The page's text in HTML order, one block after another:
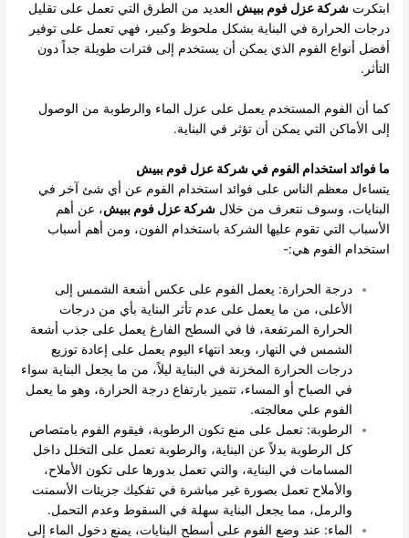
ابتكرتشركة عزل فوم ببيش العديد من الطرق التي تعمل على تقليل
درجات الحرارة في البناية بشكل ملحوظ وكبير، فهي تعمل على توفير
أفضل أنواع الفوم الذي يمكن أن يستخدم إلى فترات طويلة جداً دون
التأثر.
كما أن الفوم المستخدم يعمل على عزل الماء والرطوبة من الوصول
إلى الأماكن التي يمكن أن تؤثر في البناية.
ما فوائد استخدام الفوم في شركة عزل فوم ببيش
يتساءل معظم الناس على فوائد استخدام الفوم عن أي شئ آخر في
البنايات، وسوف نتعرف من خلالشركة عزل فوم ببيش، عن أهم
الأسباب التي تقوم عليها الشركة باستخدام الفون، ومن أهم أسباب
استخدام الفوم هي:-
درجة الحرارة: يعمل الفوم على عكس أشعة الشمس إلى
الأعلى، من ما يعمل على عدم تأثر البناية بأي من درجات
الحرارة المرتفعة، فا في السطح الفارغ يعمل على جذب أشعة
الشمس في النهار، وبعد انتهاء اليوم يعمل على إعادة توزيع
درجات الحرارة المخزنة في البناية ليلاً، من ما يجعل البناية سواء
في الصباح أو المساء، تتميز بارتفاع درجة الحرارة، وهو ما يعمل
الفوم علي معالجته.
الرطوبة: تعمل على منع تكون الرطوبة، فيقوم الفوم بامتصاص
كل الرطوبة بدلاً عن البناية، والرطوبة تعمل على التخلل داخل
المسامات في البناية، والتي تعمل بدورها على تكون الأملاح،
والأملاح تعمل بصورة غير مباشرة في تفكيك جزيئات الأسمنت
والرمل، مما يجعل البناية سهلة في السقوط وعدم التحمل.
الماء: عند وضع الفوم على أسطح البنايات، يمنع دخول الماء إلى